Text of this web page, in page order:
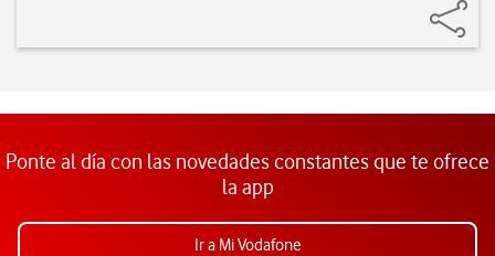
Ponte al día con las novedades constantes que te ofrece
la app
Ir a Mi Vodafone